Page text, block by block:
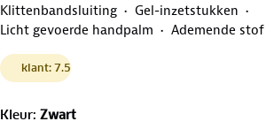
Klittenbandsluiting
Gel-inzetstukken
Licht gevoerde handpalm
Ademende stof
klant: 7.5
Kleur: Zwart